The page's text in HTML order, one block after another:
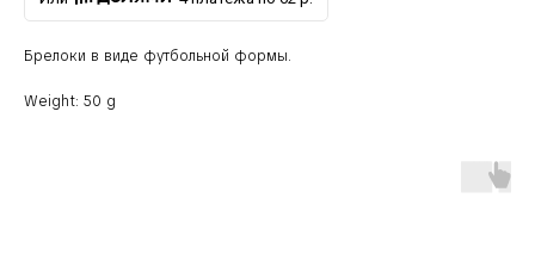
Брелоки в виде футбольной формы.
Weight: 50 g